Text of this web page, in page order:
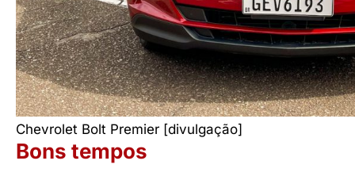
Chevrolet Bolt Premier [divulgação]
Bons tempos